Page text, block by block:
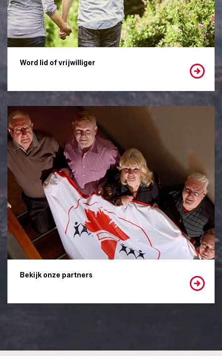
Word lid of vrijwilliger
Bekijk onze partners